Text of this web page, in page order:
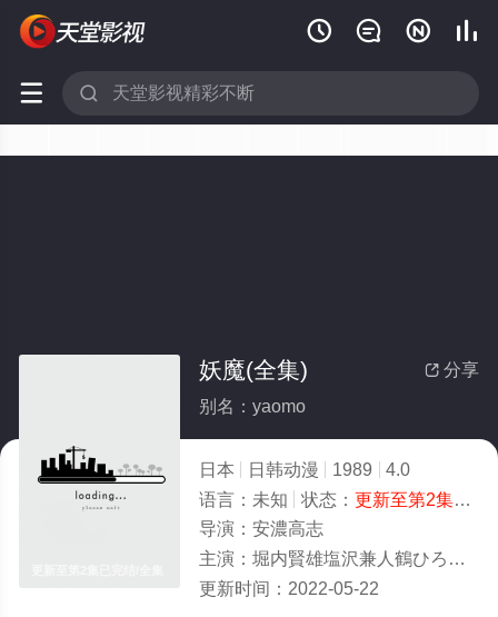
   
 
 分享
妖魔(全集)
别名：yaomo
日本 日韩动漫 1989
4.0
语言： 未知 状态： 更新至第2集已完结
导演： 安濃高志
主演： 堀内賢雄塩沢兼人鶴ひろみ冨永みーな
更新时间： 2022-05-22